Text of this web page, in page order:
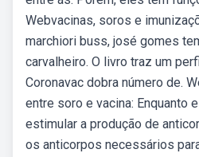
Webvacinas, soros e
marchiori buss, josé gomes
carvalheiro. O livro traz um
Coronavac dobra número de.
entre soro e vacina: Enquanto
estimular a produção de
os anticorpos necessários